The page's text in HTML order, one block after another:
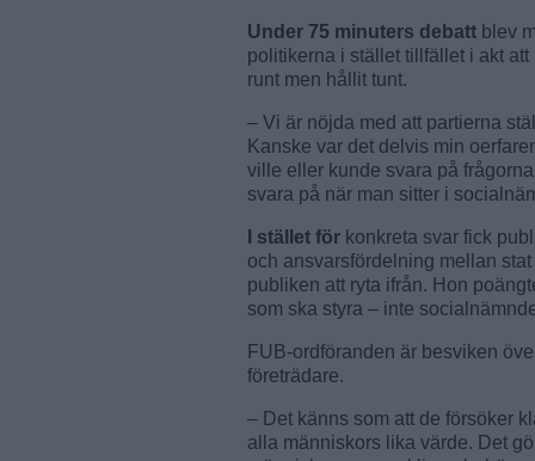
Under 75 minuters debatt blev
politikerna i stället tillfället i akt
runt men hållit tunt.
– Vi är nöjda med att partierna
Kanske var det delvis min
ville eller kunde svara på
svara på när man sitter i
I stället för konkreta svar fick
och ansvarsfördelning mellan
publiken att ryta ifrån. Hon
som ska styra – inte
FUB-ordföranden är besviken
företrädare.
– Det känns som att de försöker
alla människors lika värde. Det